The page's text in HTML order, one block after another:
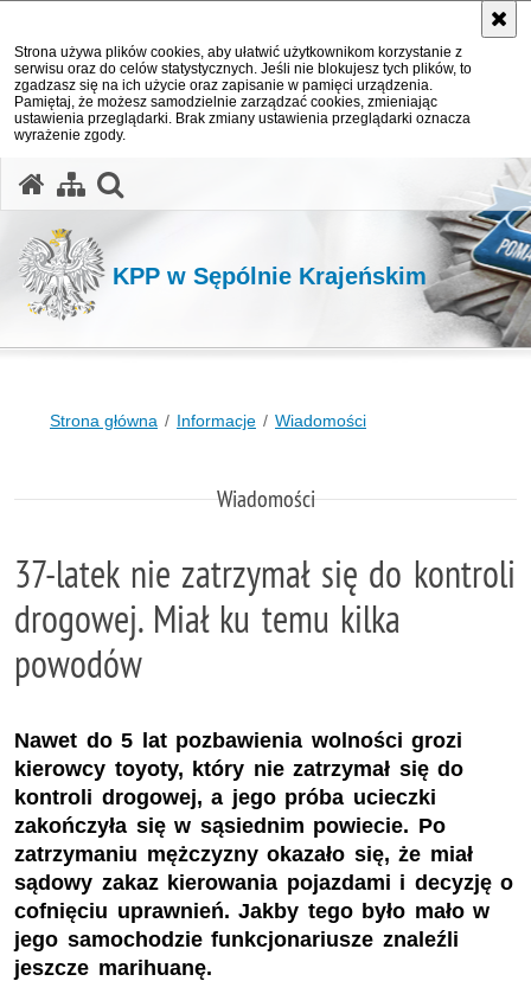
Strona używa plików cookies, aby ułatwić użytkownikom korzystanie z
serwisu oraz do celów statystycznych. Jeśli nie blokujesz tych plików, to
zgadzasz się na ich użycie oraz zapisanie w pamięci urządzenia.
Pamiętaj, że możesz samodzielnie zarządzać cookies, zmieniając
ustawienia przeglądarki. Brak zmiany ustawienia przeglądarki oznacza
wyrażenie zgody.
KPP w Sępólnie Krajeńskim
Strona główna Informacje Wiadomości
Wiadomości
37-latek nie zatrzymał się do kontroli
drogowej. Miał ku temu kilka
powodów
​​​​​​​Nawet do 5 lat pozbawienia wolności grozi
kierowcy toyoty, który nie zatrzymał się do
kontroli drogowej, a jego próba ucieczki
zakończyła się w sąsiednim powiecie. Po
zatrzymaniu mężczyzny okazało się, że miał
sądowy zakaz kierowania pojazdami i decyzję o
cofnięciu uprawnień. Jakby tego było mało w
jego samochodzie funkcjonariusze znaleźli
jeszcze marihuanę.